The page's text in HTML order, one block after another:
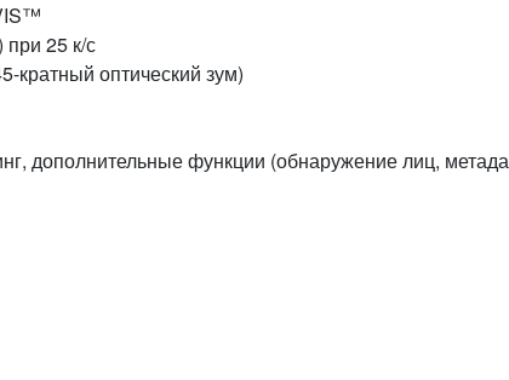
25 к/с
кратный оптический зум)
дополнительные функции (обнаружение лиц,